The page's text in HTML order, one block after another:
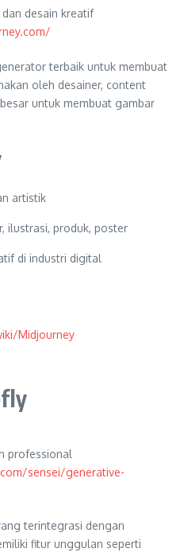
desain kreatif
terbaik untuk membuat
oleh desainer, content
untuk membuat gambar
artistik
ilustrasi, produk, poster
di industri digital
Midjourney
professional
sensei/generative-
terintegrasi dengan
fitur unggulan seperti